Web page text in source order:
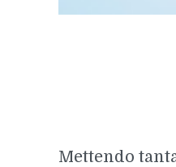
Mettendo